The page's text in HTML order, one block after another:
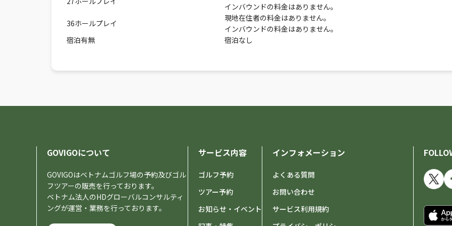
インバウンドの料金はありません。
36ホールプレイ
現地在住者の料金はありません。
インバウンドの料金はありません。
宿泊有無
宿泊なし
GOVIGOについて
GOVIGOはベトナムゴルフ場の予約及びゴル
フツアーの販売を行っております。
ベトナム法人のHDグローバルコンサルティ
ングが運営・業務を行っております。
サービス内容
ゴルフ予約
ツアー予約
お知らせ・イベント
インフォメーション
よくある質問
お問い合わせ
サービス利用規約